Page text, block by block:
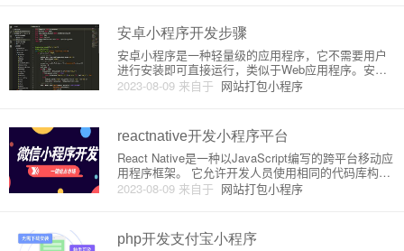
小程序商城的开发原理，主要
安卓小程序开发步骤
2023-08-09 来自于 网站打包小程序
安卓小程序是一种轻量级的应用程序，它不需要用户
进行安装即可直接运行，类似于Web应用程序。安卓
小程序主要通过运行在浏览器内的JavaScript和CSS
代码与用户进行交互。下面将为大家介绍安卓小程序
需要一款适合
reactnative开发小程序平台
2023-08-09 来自于 网站打包小程序
React Native是一种以JavaScript编写的跨平台移动应
用程序框架。 它允许开发人员使用相同的代码库构建i
OS和Android应用程序，并使其看起来与原生应用程
序非常相似。 而小程序是一种不需要下载和安装的轻
php开发支付宝小程序